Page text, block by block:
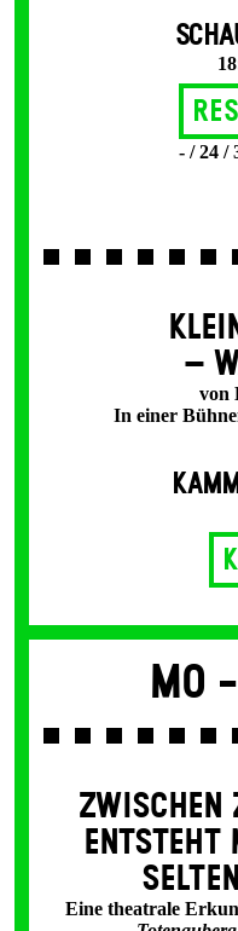
- / 24 /
–
von
In einer
Mo -
ZWISCHEN
Eine theatrale